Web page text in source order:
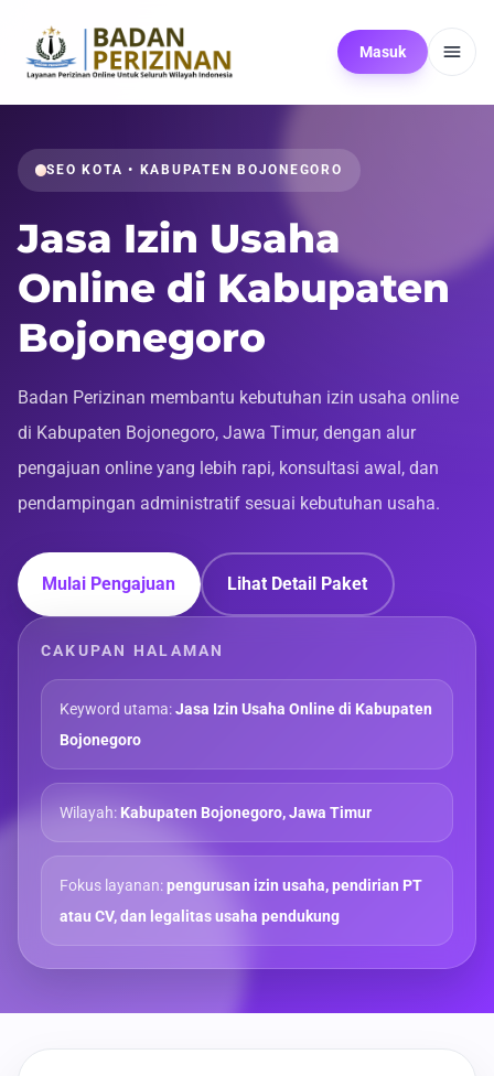
Masuk
SEO KOTA • KABUPATEN BOJONEGORO
Jasa Izin Usaha
Online di Kabupaten
Bojonegoro
Badan Perizinan membantu kebutuhan izin usaha online
di Kabupaten Bojonegoro, Jawa Timur, dengan alur
pengajuan online yang lebih rapi, konsultasi awal, dan
pendampingan administratif sesuai kebutuhan usaha.
Mulai Pengajuan Lihat Detail Paket
CAKUPAN HALAMAN
Keyword utama:Jasa Izin Usaha Online di Kabupaten
Bojonegoro
Wilayah:Kabupaten Bojonegoro, Jawa Timur
Fokus layanan:pengurusan izin usaha, pendirian PT
atau CV, dan legalitas usaha pendukung